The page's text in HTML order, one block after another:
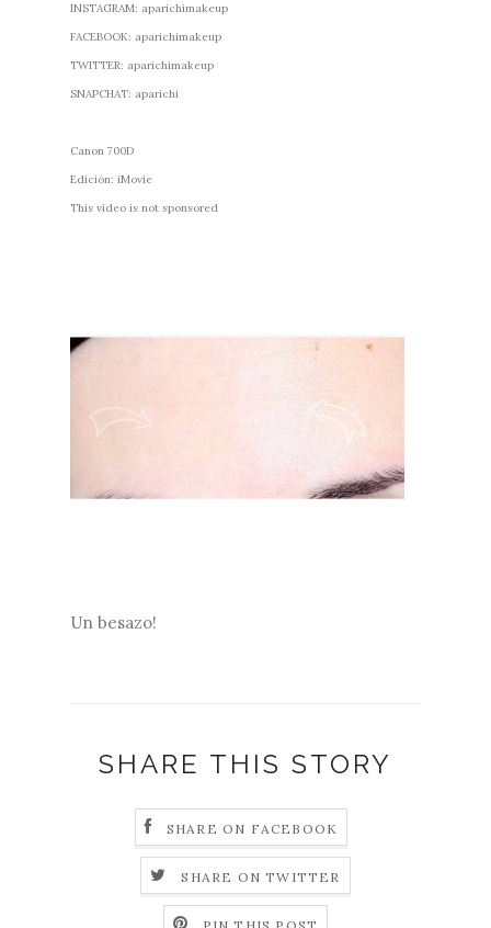
INSTAGRAM: aparichimakeup
FACEBOOK: aparichimakeup
TWITTER: aparichimakeup
SNAPCHAT: aparichi
Canon 700D
Edición: iMovie
This video is not sponsored
Un besazo!
SHARE THIS STORY
SHARE ON FACEBOOK
SHARE ON TWITTER